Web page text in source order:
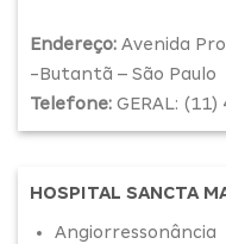
Endereço: Avenida
-Butantã – São Paulo
Telefone: GERAL:
HOSPITAL SANCTA
Angiorressonância